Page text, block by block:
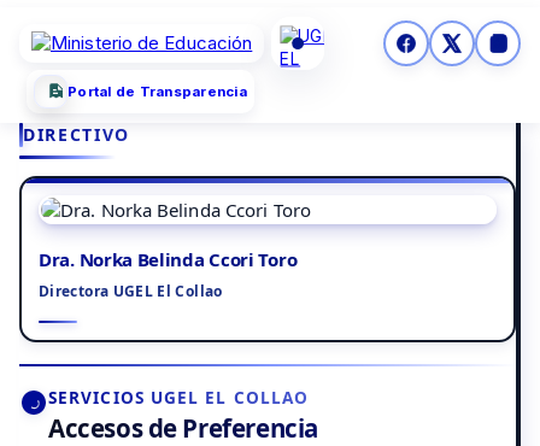
Portal de Transparencia
DIRECTIVO
Dra. Norka Belinda Ccori Toro
Directora UGEL El Collao
SERVICIOS UGEL EL COLLAO
Accesos de Preferencia